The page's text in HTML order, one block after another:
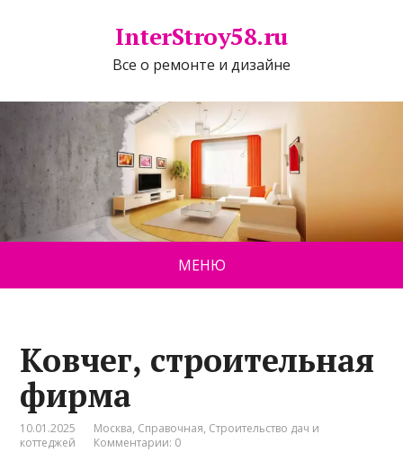
InterStroy58.ru
Все о ремонте и дизайне
МЕНЮ
Ковчег, строительная
фирма
10.01.2025 Москва, Справочная, Строительство дач и
коттеджей
Комментарии: 0